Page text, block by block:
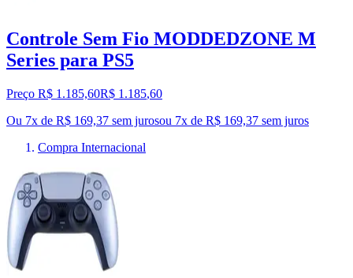
Controle Sem Fio MODDEDZONE M
Series para PS5
Preço R$ 1.185,60R$ 1.185,60
Ou 7x de R$ 169,37 sem jurosou 7x de R$ 169,37 sem juros
Compra Internacional